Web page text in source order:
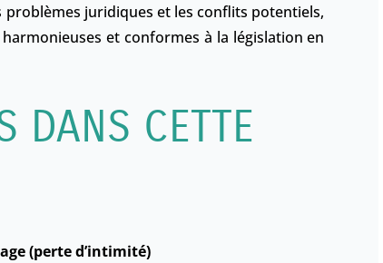
juridiques et les conflits potentiels,
et conformes à la législation en
DANS CETTE
(perte d’intimité)